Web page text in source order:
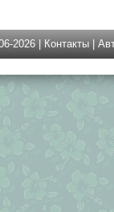
2026 | Контакты |